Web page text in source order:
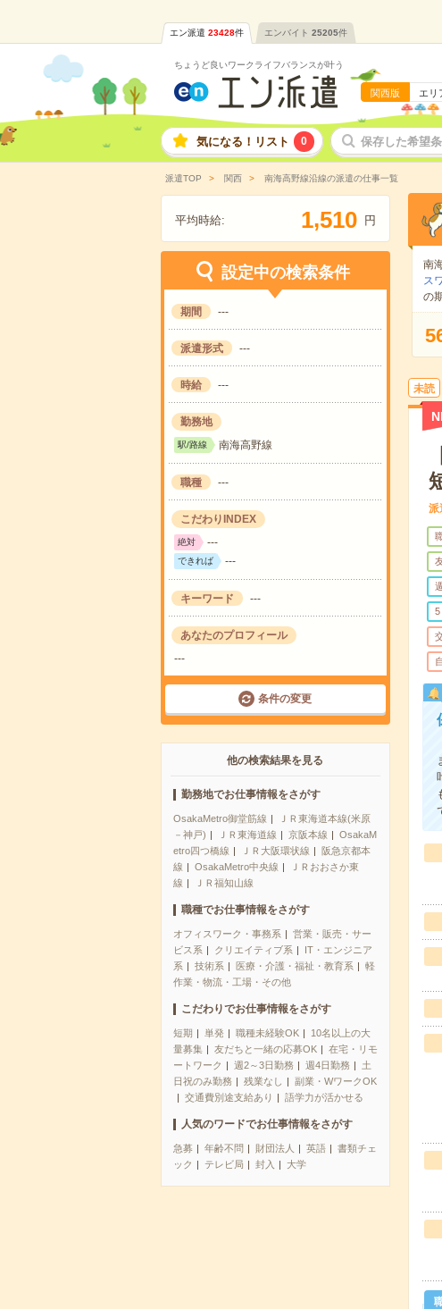
エン派遣 23428件 エンバイト 25205件
ちょうど良いワークライフバランスが叶う
関西版 エリ
気になる！リスト 0 保存した希望
派遣TOP 関西 南海高野線沿線の派遣の仕事一覧
平均時給: 1,510 円
設定中の検索条件
期間 ---
派遣形式 ---
時給 ---
勤務地
駅/路線 南海高野線
職種 ---
こだわりINDEX
絶対 ---
できれば ---
キーワード ---
あなたのプロフィール
---
条件の変更
他の検索結果を見る
勤務地でお仕事情報をさがす
OsakaMetro御堂筋線
ＪＲ東海道本線(米原
－神戸)
ＪＲ東海道線 京阪本線
OsakaM
etro四つ橋線
ＪＲ大阪環状線
阪急京都本
線
OsakaMetro中央線
ＪＲおおさか東
線
ＪＲ福知山線
職種でお仕事情報をさがす
オフィスワーク・事務系
営業・販売・サー
ビス系
クリエイティブ系
IT・エンジニア
系
技術系 医療・介護・福祉・教育系
軽
作業・物流・工場・その他
こだわりでお仕事情報をさがす
短期 単発 職種未経験OK
10名以上の大
量募集
友だちと一緒の応募OK
在宅・リモ
ートワーク
週2～3日勤務 週4日勤務
土
日祝のみ勤務
残業なし
副業・WワークOK
交通費別途支給あり
語学力が活かせる
人気のワードでお仕事情報をさがす
急募 年齢不問 財団法人 英語
書類チェ
ック
テレビ局 封入 大学
南
ス
の
未読
派
5